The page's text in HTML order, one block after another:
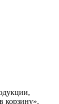
корзину».